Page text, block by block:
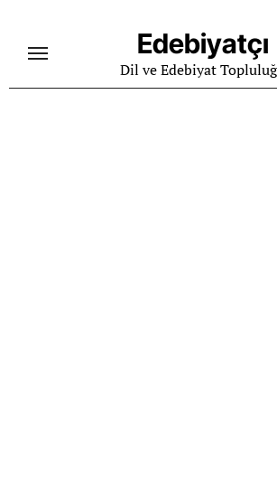
content
Edebiyatçı
Dil ve Edebiyat